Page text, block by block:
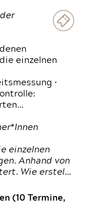
einzelnen
•
einzelnen
Anhand von
Wie erstel…
(10 Termine,